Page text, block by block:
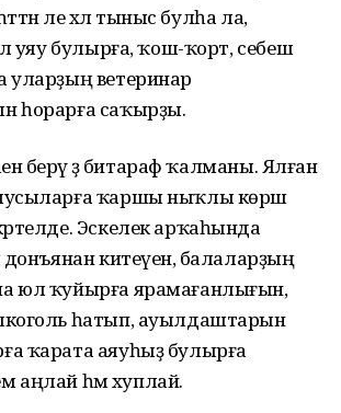
әле хәл тыныс булһа ла,
уяу булырға, ҡош-ҡорт, себеш
уларҙың ветеринар
һорарға саҡырҙы.
берәү ҙә битараф ҡалманы. Ялған
ҡаршы ныҡлы көрәш
Эскелек арҡаһында
донъянан китеүенә, балаларҙың
юл ҡуйырға ярамағанлығын,
һатып, ауылдаштарын
ҡарата аяуһыҙ булырға
аңлай һәм хуплай.